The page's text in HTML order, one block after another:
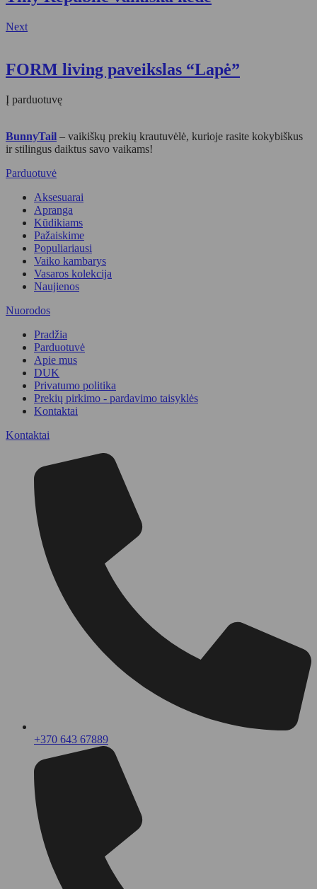
Next
FORM living paveikslas “Lapė”
Į parduotuvę
BunnyTail – vaikiškų prekių krautuvėlė, kurioje rasite kokybiškus
ir stilingus daiktus savo vaikams!
Parduotuvė
Aksesuarai
Apranga
Kūdikiams
Pažaiskime
Populiariausi
Vaiko kambarys
Vasaros kolekcija
Naujienos
Nuorodos
Pradžia
Parduotuvė
Apie mus
DUK
Privatumo politika
Prekių pirkimo - pardavimo taisyklės
Kontaktai
Kontaktai
+370 643 67889